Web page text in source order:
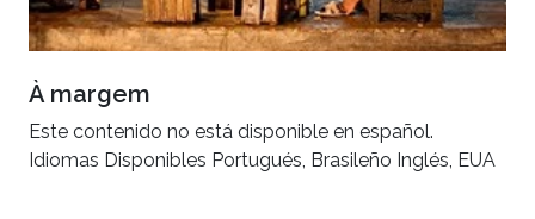
À margem
Este contenido no está disponible en español.
Idiomas Disponibles Portugués, Brasileño Inglés, EUA